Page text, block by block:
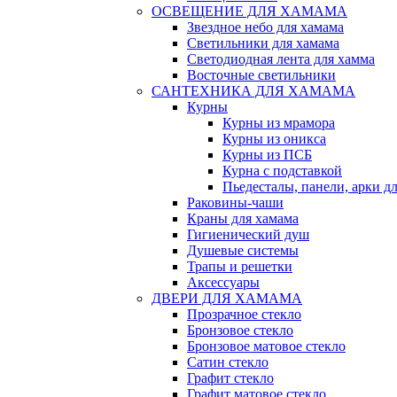
ОСВЕЩЕНИЕ ДЛЯ ХАМАМА
Звездное небо для хамама
Светильники для хамама
Светодиодная лента для хамма
Восточные светильники
САНТЕХНИКА ДЛЯ ХАМАМА
Курны
Курны из мрамора
Курны из оникса
Курны из ПСБ
Курна с подставкой
Пьедесталы, панели, арки
Раковины-чаши
Краны для хамама
Гигиенический душ
Душевые системы
Трапы и решетки
Аксессуары
ДВЕРИ ДЛЯ ХАМАМА
Прозрачное стекло
Бронзовое стекло
Бронзовое матовое стекло
Сатин стекло
Графит стекло